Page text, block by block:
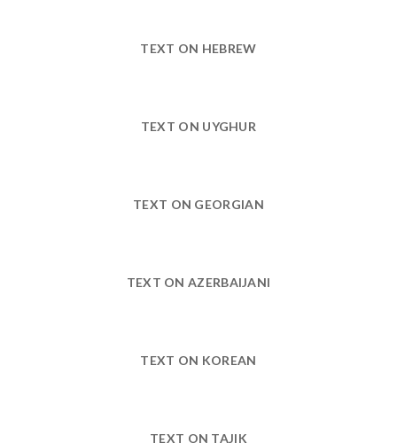
TEXT ON HEBREW
TEXT ON UYGHUR
TEXT ON GEORGIAN
TEXT ON AZERBAIJANI
TEXT ON KOREAN
TEXT ON TAJIK